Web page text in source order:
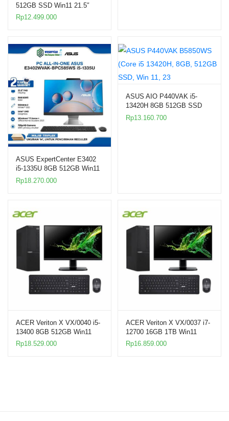
512GB SSD Win11 21.5″
Desktop PC
Rp12.499.000
ASUS ExpertCenter E3402
i5-1335U 8GB 512GB Win11
23.8″ AIO
Rp18.270.000
ASUS AIO P440VAK i5-
13420H 8GB 512GB SSD
Win11 23.8″
Rp13.160.700
ACER Veriton X VX/0040 i5-
13400 8GB 512GB Win11
21.5″ PC
Rp18.529.000
ACER Veriton X VX/0037 i7-
12700 16GB 1TB Win11
21.5″ PC
Rp16.859.000